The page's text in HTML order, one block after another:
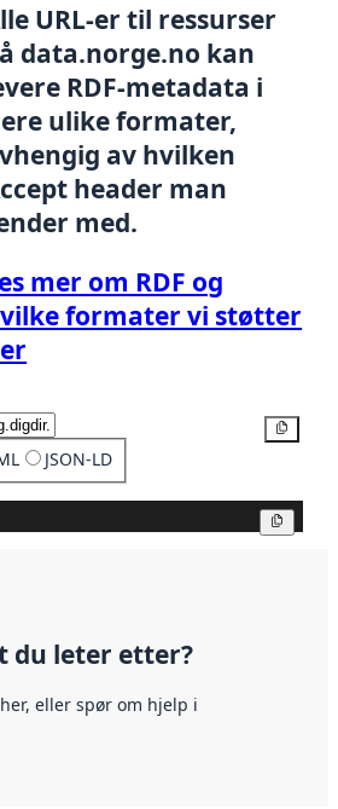
URL-er til ressurser
data.norge.no kan
RDF-metadata i
ulike formater,
av hvilken
header man
med.
mer om RDF og
formater vi støtter
JSON-LD
du leter etter?
eller spør om hjelp i